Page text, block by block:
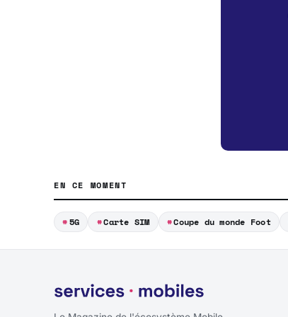
EN CE MOMENT
5G Carte SIM Coupe du monde Foot